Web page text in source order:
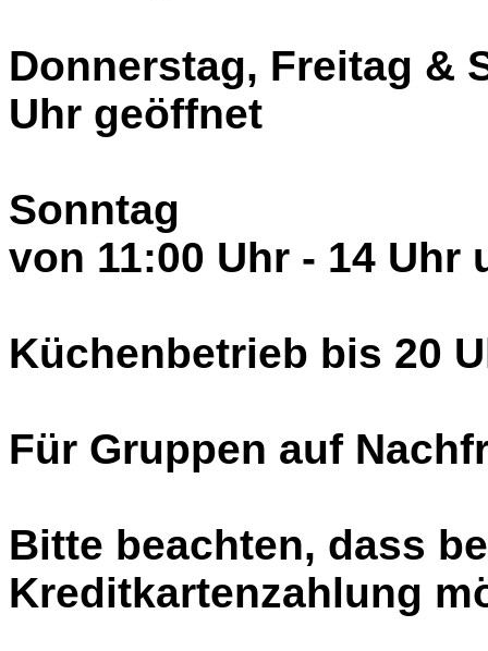
Donnerstag, Freitag &
Uhr geöffnet
Sonntag
von 11:00 Uhr - 14 Uhr
Küchenbetrieb bis 20
Für Gruppen auf
Bitte beachten, dass
Kreditkartenzahlung